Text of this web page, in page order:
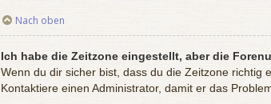
Nach oben
Ich habe die Zeitzone eingestellt, aber die
Wenn du dir sicher bist, dass du die Zeitzone richtig
Kontaktiere einen Administrator, damit er das